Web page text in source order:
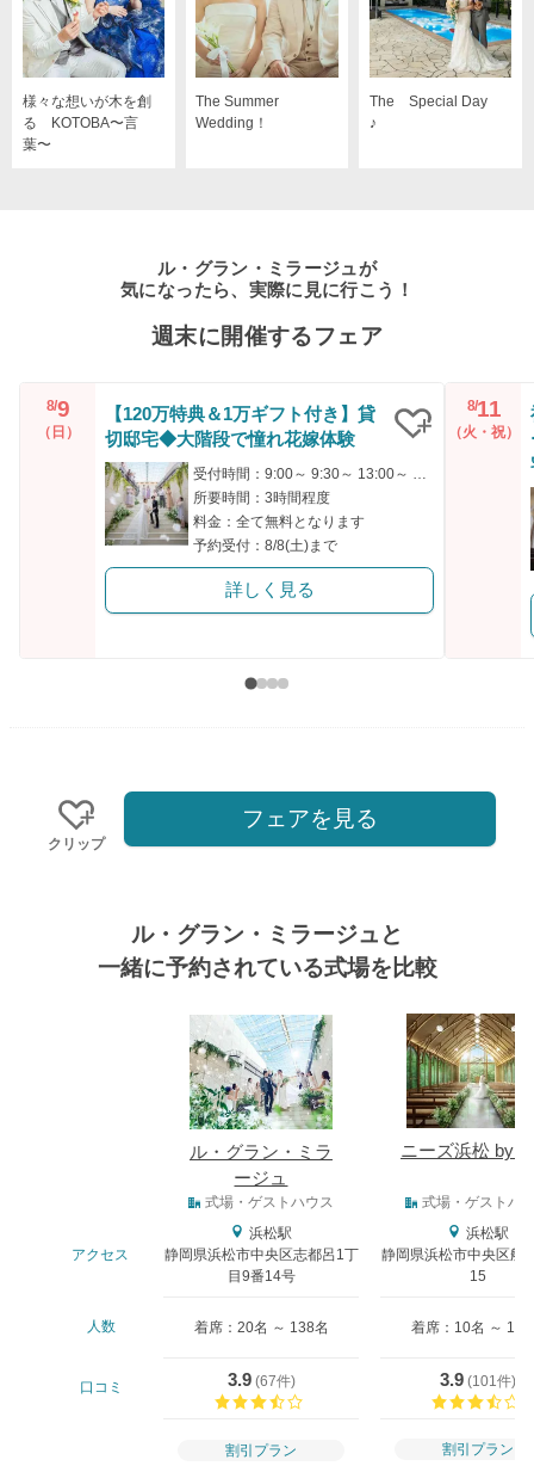
様々な想いが木を創
る KOTOBA〜言
葉〜
The Summer
Wedding！
The Special Day
♪
ル・グラン・ミラージュが
気になったら、実際に見に行こう！
週末に開催するフェア
8/9
（日）
【120万特典＆1万ギフト付き】貸
切邸宅◆大階段で憧れ花嫁体験
受付時間：9:00～ 9:30～ 13:00～ 13:30～ 17:00～
所要時間：3時間程度
料金：全て無料となります
予約受付：8/8(土)まで
詳しく見る
8/11
（火・祝）
クリップ
フェアを見る
ル・グラン・ミラージュと
一緒に予約されている式場を比較
ル・グラン・ミラ
ージュ
ニーズ浜松 by
式場・ゲストハウス 式場・ゲストハ
アクセス
浜松駅
静岡県浜松市中央区志都呂1丁
目9番14号
浜松駅
静岡県浜松市中央区船
15
人数 着席：20名 ～ 138名 着席：10名 ～ 130
口コミ 3.9(67件)
3.9 (101件)
割引プラン
割引プラン